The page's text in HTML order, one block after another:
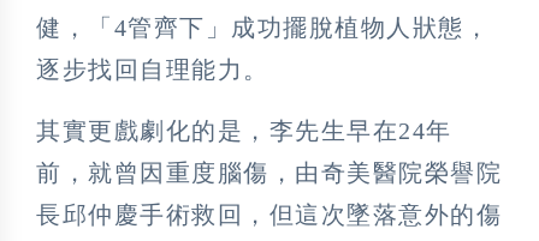
健，「4管齊下」成功擺脫植物人狀態，
逐步找回自理能力。
其實更戲劇化的是，李先生早在24年
前，就曾因重度腦傷，由奇美醫院榮譽院
長邱仲慶手術救回，但這次墜落意外的傷